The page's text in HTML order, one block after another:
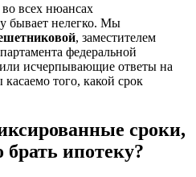
во всех нюансах
бывает нелегко. Мы
, заместителем
федеральной
исчерпывающие ответы на
того, какой срок
сроки,
ипотеку?